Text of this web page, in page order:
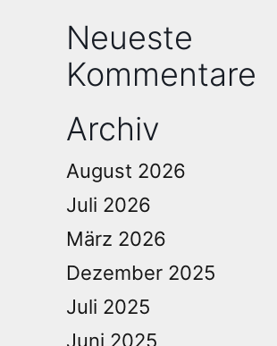
Neueste
Kommentare
Archiv
August 2026
Juli 2026
März 2026
Dezember 2025
Juli 2025
Juni 2025